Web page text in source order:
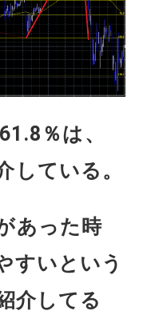
％は、
している。
あった時
すいという
介してる